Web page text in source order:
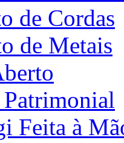
de Cordas
de Metais
Patrimonial
Feita à